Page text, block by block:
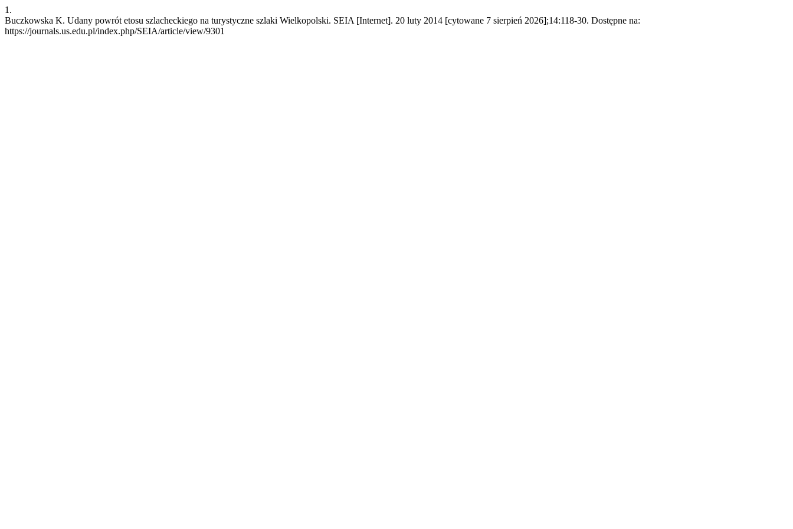
1.
Buczkowska K. Udany powrót etosu szlacheckiego na turystyczne szlaki Wielkopolski. SEIA [Internet]. 20 luty 2014 [cytowane 7 sierpień 2026];14:118-30. Dostępne na:
https://journals.us.edu.pl/index.php/SEIA/article/view/9301